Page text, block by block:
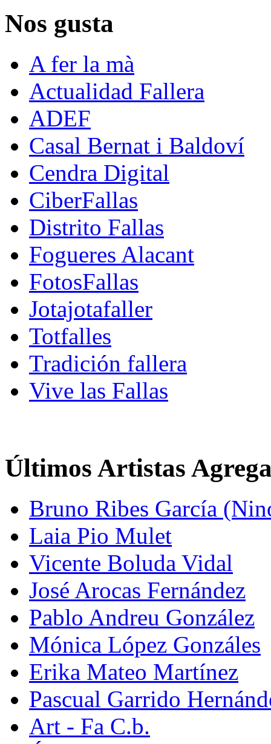
Nos gusta
A fer la mà
Actualidad Fallera
ADEF
Casal Bernat i Baldoví
Cendra Digital
CiberFallas
Distrito Fallas
Fogueres Alacant
FotosFallas
Jotajotafaller
Totfalles
Tradición fallera
Vive las Fallas
Últimos Artistas
Bruno Ribes García
Laia Pio Mulet
Vicente Boluda Vidal
José Arocas Fernández
Pablo Andreu González
Mónica López Gonzáles
Erika Mateo Martínez
Pascual Garrido
Art - Fa C.b.